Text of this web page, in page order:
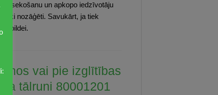
un apkopo iedzīvotāju
nozāģēti. Savukārt, ja tiek
izpildei.
vai pie izglītības
tālruni 80001201